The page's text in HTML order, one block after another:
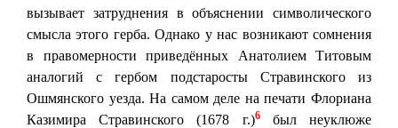
вызывает затруднения в объяснении символического
смысла этого герба. Однако у нас возникают сомнения
в правомерности приведённых Анатолием Титовым
аналогий с гербом подстаросты Стравинского из
Ошмянского уезда. На самом деле на печати Флориана
Казимира Стравинского (1678 г.)6был неуклюже